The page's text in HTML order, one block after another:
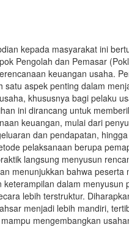
kepada masyarakat ini
Pengolah dan Pemasar
keuangan usaha.
satu aspek penting dalam
khususnya bagi pelaku
ini dirancang untuk
keuangan, mulai dari
dan pendapatan,
pelaksanaan berupa
langsung menyusun
menunjukkan bahwa peserta
keterampilan dalam menyusun
lebih terstruktur.
menjadi lebih mandiri,
mengembangkan